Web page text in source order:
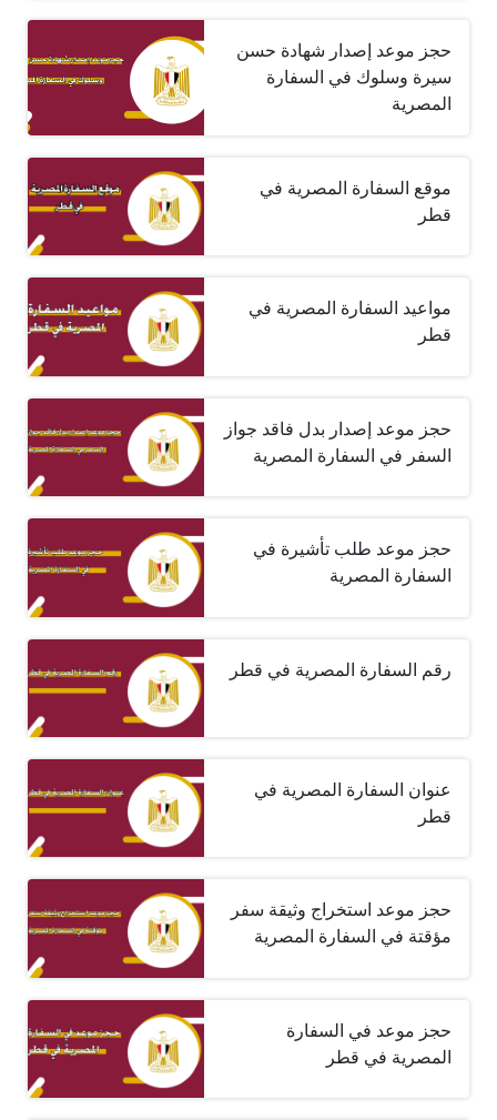
حجز موعد إصدار شهادة حسن
سيرة وسلوك في السفارة
المصرية
موقع السفارة المصرية في
قطر
مواعيد السفارة المصرية في
قطر
حجز موعد إصدار بدل فاقد جواز
السفر في السفارة المصرية
حجز موعد طلب تأشيرة في
السفارة المصرية
رقم السفارة المصرية في قطر
عنوان السفارة المصرية في
قطر
حجز موعد استخراج وثيقة سفر
مؤقتة في السفارة المصرية
حجز موعد في السفارة
المصرية في قطر